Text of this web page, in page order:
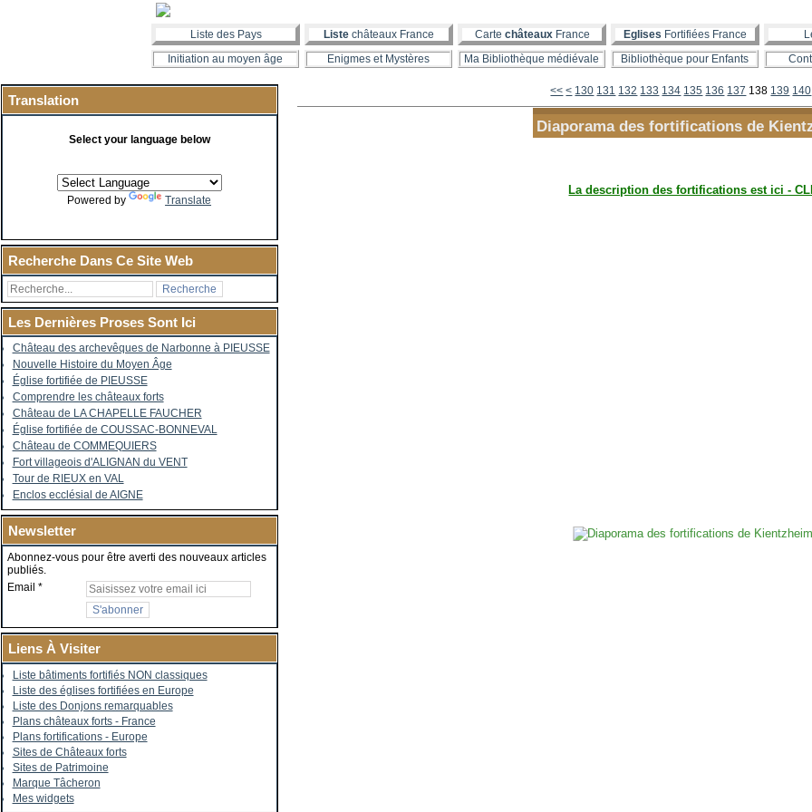
Liste des Pays Liste châteaux France Carte châteauxFrance Eglises Fortifiées France
Initiation au moyen âge
Enigmes et Mystères Ma Bibliothèque médiévale Bibliothèque pour Enfants
Translation
Select your language below
Powered by Translate
Recherche Dans Ce Site Web
Les Dernières Proses Sont Ici
Château des archevêques de Narbonne à PIEUSSE
Nouvelle Histoire du Moyen Âge
Église fortifiée de PIEUSSE
Comprendre les châteaux forts
Château de LA CHAPELLE FAUCHER
Église fortifiée de COUSSAC-BONNEVAL
Château de COMMEQUIERS
Fort villageois d'ALIGNAN du VENT
Tour de RIEUX en VAL
Enclos ecclésial de AIGNE
Newsletter
Abonnez-vous pour être averti des nouveaux articles
publiés.
Email
Liens À Visiter
Liste bâtiments fortifiés NON classiques
Liste des églises fortifiées en Europe
Liste des Donjons remarquables
Plans châteaux forts - France
Plans fortifications - Europe
Sites de Châteaux forts
Sites de Patrimoine
Marque Tâcheron
Mes widgets
<< < 100
110
120
130 131 132 133 134 135 136 137 138 139 140
Diaporama des fortifications de
La description des fortifications est ici -